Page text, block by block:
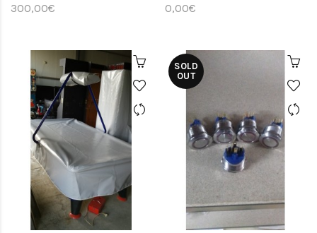
300,00€
0,00€
SOLD
OUT